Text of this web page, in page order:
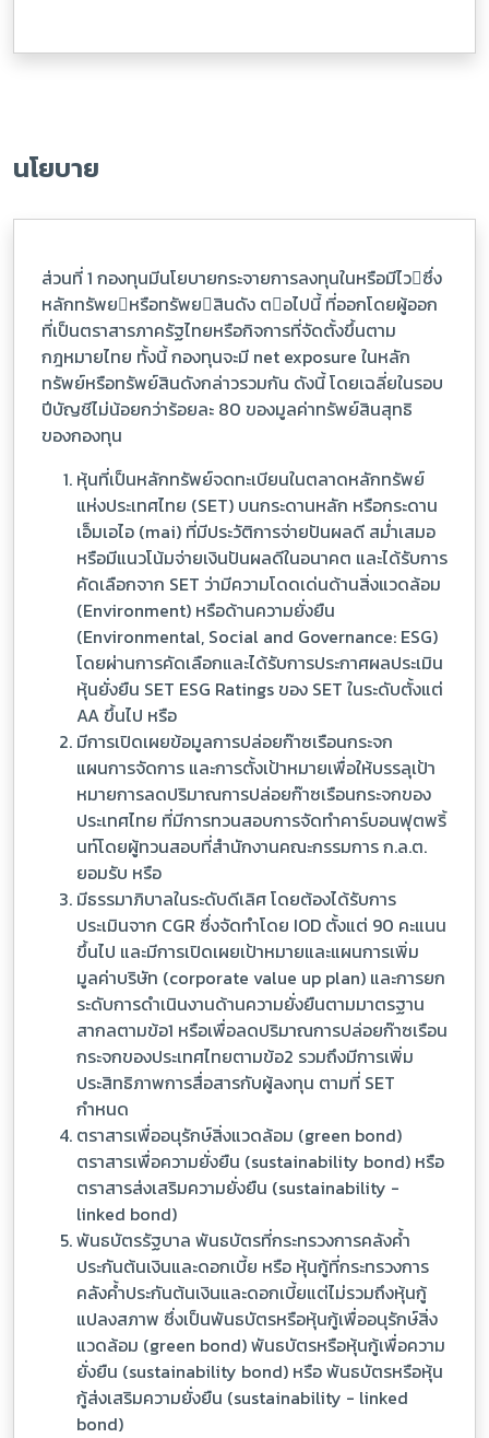
นโยบาย
ส่วนที่ 1 กองทุนมีนโยบายกระจายการลงทุนในหรือมีไวซึ่ง
หลักทรัพยหรือทรัพยสินดัง ตอไปนี้ ที่ออกโดยผู้ออก
ที่เป็นตราสารภาครัฐไทยหรือกิจการที่จัดตั้งขึ้นตาม
กฎหมายไทย ทั้งนี้ กองทุนจะมี net exposure ในหลัก
ทรัพย์หรือทรัพย์สินดังกล่าวรวมกัน ดังนี้ โดยเฉลี่ยในรอบ
ปีบัญชีไม่น้อยกว่าร้อยละ 80 ของมูลค่าทรัพย์สินสุทธิ
ของกองทุน
หุ้นที่เป็นหลักทรัพย์จดทะเบียนในตลาดหลักทรัพย์
แห่งประเทศไทย (SET) บนกระดานหลัก หรือกระดาน
เอ็มเอไอ (mai) ที่มีประวัติการจ่ายปันผลดี สม่ำเสมอ
หรือมีแนวโน้มจ่ายเงินปันผลดีในอนาคต และได้รับการ
คัดเลือกจาก SET ว่ามีความโดดเด่นด้านสิ่งแวดล้อม
(Environment) หรือด้านความยั่งยืน
(Environmental, Social and Governance: ESG)
โดยผ่านการคัดเลือกและได้รับการประกาศผลประเมิน
หุ้นยั่งยืน SET ESG Ratings ของ SET ในระดับตั้งแต่
AA ขึ้นไป หรือ
มีการเปิดเผยข้อมูลการปล่อยก๊าซเรือนกระจก
แผนการจัดการ และการตั้งเป้าหมายเพื่อให้บรรลุเป้า
หมายการลดปริมาณการปล่อยก๊าซเรือนกระจกของ
ประเทศไทย ที่มีการทวนสอบการจัดทำคาร์บอนฟุตพริ้
นท์โดยผู้ทวนสอบที่สำนักงานคณะกรรมการ ก.ล.ต.
ยอมรับ หรือ
มีธรรมาภิบาลในระดับดีเลิศ โดยต้องได้รับการ
ประเมินจาก CGR ซึ่งจัดทำโดย IOD ตั้งแต่ 90 คะแนน
ขึ้นไป และมีการเปิดเผยเป้าหมายและแผนการเพิ่ม
มูลค่าบริษัท (corporate value up plan) และการยก
ระดับการดำเนินงานด้านความยั่งยืนตามมาตรฐาน
สากลตามข้อ1 หรือเพื่อลดปริมาณการปล่อยก๊าซเรือน
กระจกของประเทศไทยตามข้อ2 รวมถึงมีการเพิ่ม
ประสิทธิภาพการสื่อสารกับผู้ลงทุน ตามที่ SET
กำหนด
ตราสารเพื่ออนุรักษ์สิ่งแวดล้อม (green bond)
ตราสารเพื่อความยั่งยืน (sustainability bond) หรือ
ตราสารส่งเสริมความยั่งยืน (sustainability -
linked bond)
พันธบัตรรัฐบาล พันธบัตรที่กระทรวงการคลังค้ำ
ประกันต้นเงินและดอกเบี้ย หรือ หุ้นกู้ที่กระทรวงการ
คลังค้ำประกันต้นเงินและดอกเบี้ยแต่ไม่รวมถึงหุ้นกู้
แปลงสภาพ ซึ่งเป็นพันธบัตรหรือหุ้นกู้เพื่ออนุรักษ์สิ่ง
แวดล้อม (green bond) พันธบัตรหรือหุ้นกู้เพื่อความ
ยั่งยืน (sustainability bond) หรือ พันธบัตรหรือหุ้น
กู้ส่งเสริมความยั่งยืน (sustainability - linked
bond)